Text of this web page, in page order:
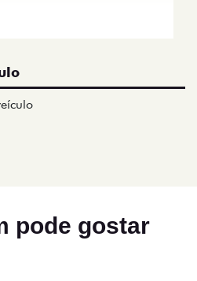
pode gostar